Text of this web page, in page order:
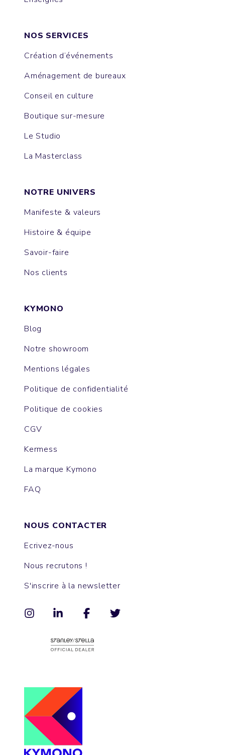
NOS SERVICES
Création d’événements
Aménagement de bureaux
Conseil en culture
Boutique sur-mesure
Le Studio
La Masterclass
NOTRE UNIVERS
Manifeste & valeurs
Histoire & équipe
Savoir-faire
Nos clients
KYMONO
Blog
Notre showroom
Mentions légales
Politique de confidentialité
Politique de cookies
CGV
Kermess
La marque Kymono
FAQ
NOUS CONTACTER
Ecrivez-nous
Nous recrutons !
S'inscrire à la newsletter